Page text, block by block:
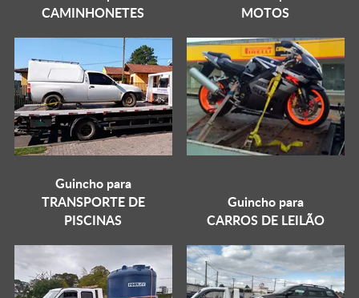
CAMINHONETES
MOTOS
Guincho para
TRANSPORTE DE
PISCINAS
Guincho para
CARROS DE LEILÃO